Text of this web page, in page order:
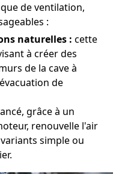
de ventilation,
:
naturelles : cette
à créer des
de la cave à
de
grâce à un
renouvelle l'air
simple ou